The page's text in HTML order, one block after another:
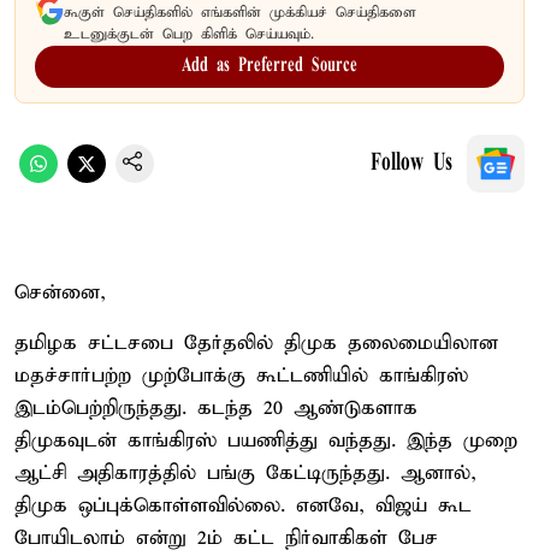
கூகுள் செய்திகளில் எங்களின் முக்கியச் செய்திகளை
உடனுக்குடன் பெற கிளிக் செய்யவும்.
Add as Preferred Source
Follow Us
சென்னை,
தமிழக சட்டசபை தேர்தலில் திமுக தலைமையிலான
மதச்சார்பற்ற முற்போக்கு கூட்டணியில் காங்கிரஸ்
இடம்பெற்றிருந்தது. கடந்த 20 ஆண்டுகளாக
திமுகவுடன் காங்கிரஸ் பயணித்து வந்தது. இந்த முறை
ஆட்சி அதிகாரத்தில் பங்கு கேட்டிருந்தது. ஆனால்,
திமுக ஒப்புக்கொள்ளவில்லை. எனவே, விஜய் கூட
போயிடலாம் என்று 2ம் கட்ட நிர்வாகிகள் பேச